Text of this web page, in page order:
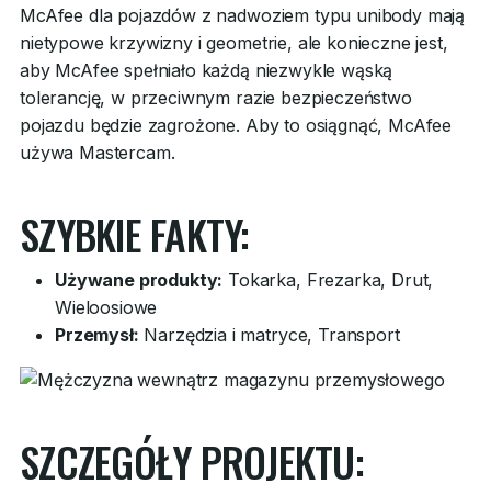
McAfee dla pojazdów z nadwoziem typu unibody mają
nietypowe krzywizny i geometrie, ale konieczne jest,
aby McAfee spełniało każdą niezwykle wąską
tolerancję, w przeciwnym razie bezpieczeństwo
pojazdu będzie zagrożone. Aby to osiągnąć, McAfee
używa Mastercam.
SZYBKIE FAKTY:
Używane produkty: Tokarka, Frezarka, Drut,
Wieloosiowe
Przemysł: Narzędzia i matryce, Transport
SZCZEGÓŁY PROJEKTU: